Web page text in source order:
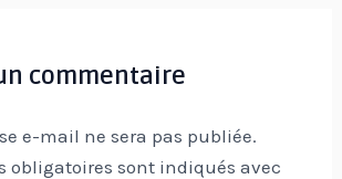
commentaire
e-mail ne sera pas publiée.
obligatoires sont indiqués avec